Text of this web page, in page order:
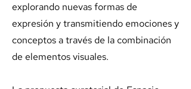
explorando nuevas formas de
expresión y transmitiendo emociones y
conceptos a través de la combinación
de elementos visuales.